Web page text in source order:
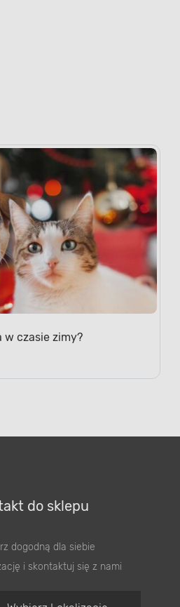
w czasie zimy?
do sklepu
dogodną dla siebie
i skontaktuj się z nami